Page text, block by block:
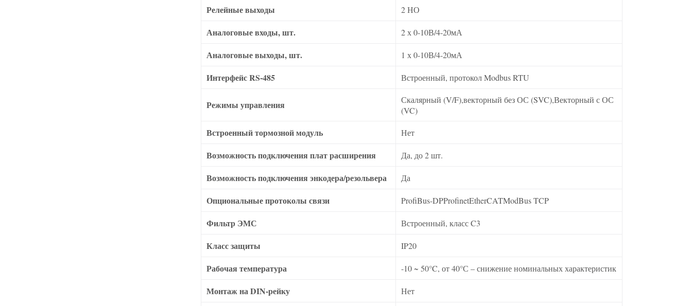
Релейные выходы 2 НО
Аналоговые входы, шт. 2 х 0-10В/4-20мА
Аналоговые выходы, шт. 1 х 0-10В/4-20мА
Интерфейс RS-485 Встроенный, протокол Modbus RTU
Режимы управления
Скалярный (V/F),векторный без ОС (SVC),Векторный с ОС
(VC)
Встроенный тормозной модуль Нет
Возможность подключения плат расширения Да, до 2 шт.
Возможность подключения энкодера/резольвера Да
Опциональные протоколы связи ProfiBus-DPProfinetEtherCATModBus TCP
Фильтр ЭМС Встроенный, класс C3
Класс защиты IP20
Рабочая температура -10 ~ 50°C, от 40°С – снижение номинальных характеристик
Монтаж на DIN-рейку Нет